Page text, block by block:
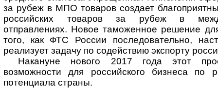
за рубеж в МПО товаров создает
российских товаров за рубеж в
отправлениях. Новое таможенное решение
того, как ФТС России последовательно,
реализует задачу по содействию экспорту
Накануне нового 2017 года этот
возможности для российского бизнеса по
потенциала страны.